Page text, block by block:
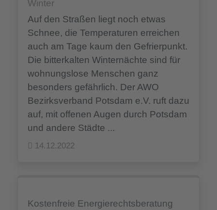
Winter
Auf den Straßen liegt noch etwas
Schnee, die Temperaturen erreichen
auch am Tage kaum den Gefrierpunkt.
Die bitterkalten Winternächte sind für
wohnungslose Menschen ganz
besonders gefährlich. Der AWO
Bezirksverband Potsdam e.V. ruft dazu
auf, mit offenen Augen durch Potsdam
und andere Städte ...
14.12.2022
Kostenfreie Energierechtsberatung